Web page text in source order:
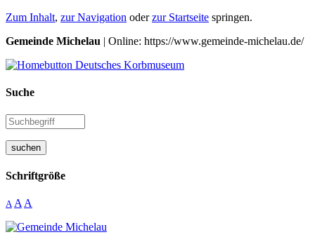
Zum Inhalt, zur Navigation oderzur Startseite springen.
Gemeinde Michelau | Online: https://www.gemeinde-michelau.de/
Suche
suchen
Schriftgröße
A A A